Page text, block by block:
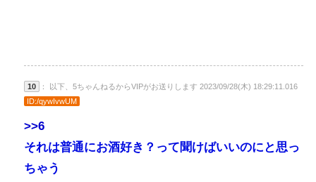
10
： 以下、5ちゃんねるからVIPがお送りします 2023/09/28(木) 18:29:11.016
ID:/qywIvwUM
>>6
それは普通にお酒好き？って聞けばいいのにと思っ
ちゃう